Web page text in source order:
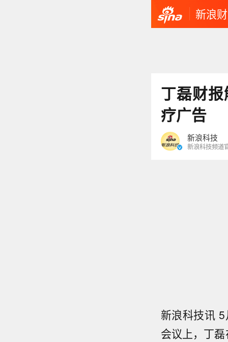
新浪
丁磊财
疗广告
新浪科技
新浪科技频道
新浪科技讯
会议上，丁